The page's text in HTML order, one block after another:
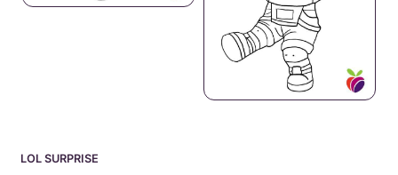
LOL SURPRISE